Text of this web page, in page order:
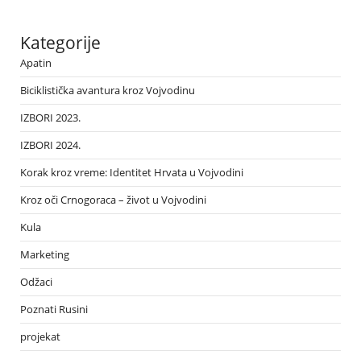
Kategorije
Apatin
Biciklistička avantura kroz Vojvodinu
IZBORI 2023.
IZBORI 2024.
Korak kroz vreme: Identitet Hrvata u Vojvodini
Kroz oči Crnogoraca – život u Vojvodini
Kula
Marketing
Odžaci
Poznati Rusini
projekat